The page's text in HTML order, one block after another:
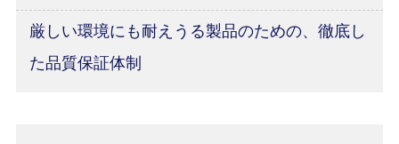
厳しい環境にも耐えうる製品のための、徹底し
た品質保証体制